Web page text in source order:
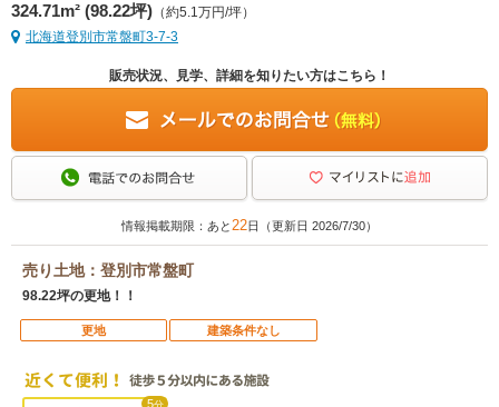
324.71m² (98.22坪) （約5.1万円/坪）
北海道登別市常盤町3-7-3
販売状況、見学、詳細を知りたい方はこちら！
情報掲載期限：あと22日（更新日 2026/7/30）
売り土地：登別市常盤町
98.22坪の更地！！
更地 建築条件なし
5分